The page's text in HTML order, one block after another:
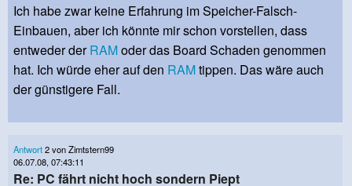
Ich habe zwar keine Erfahrung im Speicher-Falsch-
Einbauen, aber ich könnte mir schon vorstellen, dass
entweder derRAModer das Board Schaden genommen
hat. Ich würde eher auf den RAMtippen. Das wäre auch
der günstigere Fall.
Antwort2 von Zimtstern99
06.07.08, 07:43:11
Re: PC fährt nicht hoch sondern Piept